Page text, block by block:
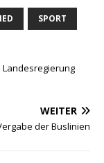
SPORT
WEITER
der Buslinien